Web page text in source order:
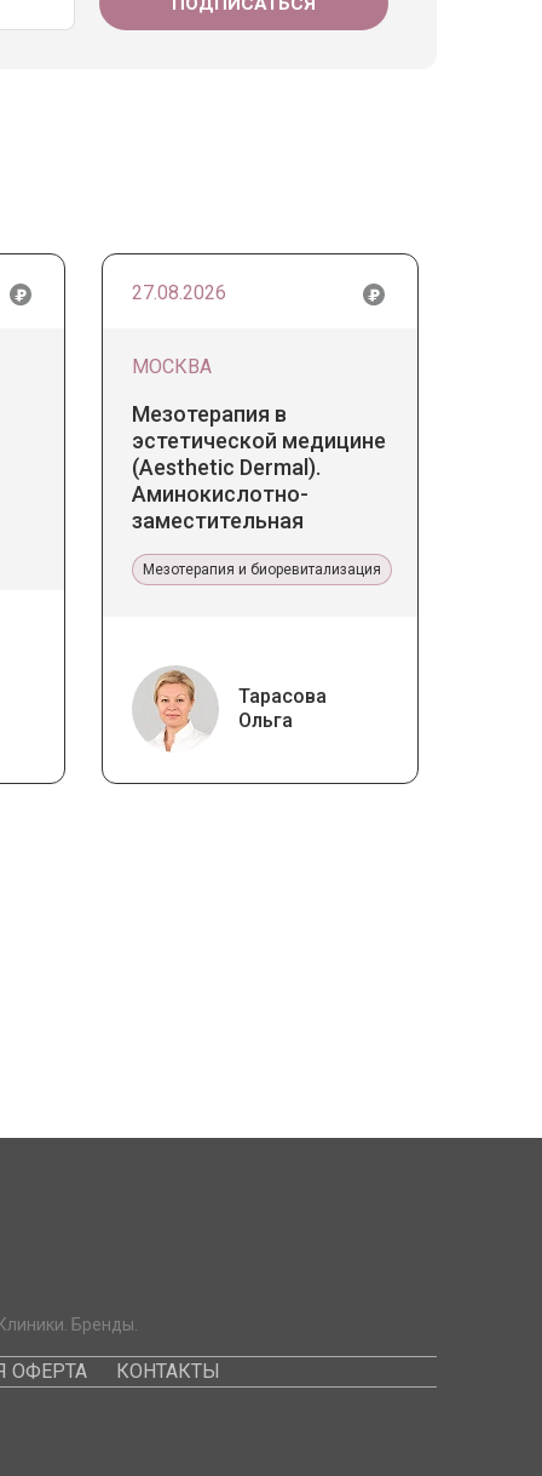
27.08.2026
МОСКВА
Мезотерапия в
эстетической медицине
(Aesthetic Dermal).
Аминокислотно-
заместительная
Мезотерапия и биоревитализация
Тарасова
Ольга
Бренды.
ОФЕРТА КОНТАКТЫ